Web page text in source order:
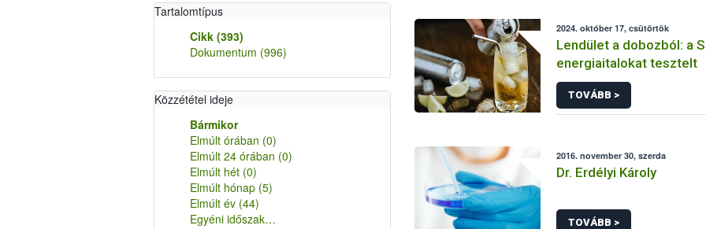
Tartalomtípus
Cikk (393)
Dokumentum (996)
Közzététel ideje
Bármikor
Elmúlt órában (0)
Elmúlt 24 órában (0)
Elmúlt hét (0)
Elmúlt hónap (5)
Elmúlt év (44)
Egyéni időszak…
2024. október 17, csütörtök
Lendület a dobozból: a
energiaitalokat tesztelt
TOVÁBB >
2016. november 30, szerda
Dr. Erdélyi Károly
TOVÁBB >